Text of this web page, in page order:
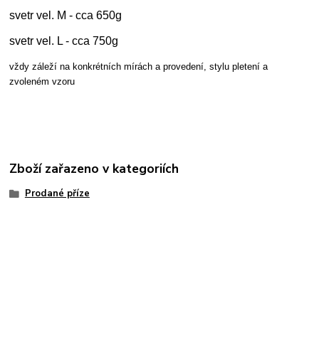
svetr vel. M - cca 650g
svetr vel. L - cca 750g
vždy záleží na konkrétních mírách a provedení, stylu pletení a
zvoleném vzoru
Zboží zařazeno v kategoriích
Prodané příze